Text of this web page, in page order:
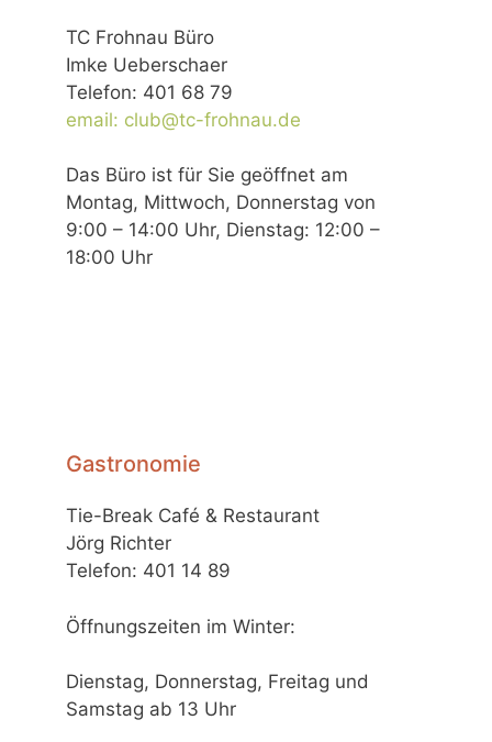
TC Frohnau Büro
Imke Ueberschaer
Telefon: 401 68 79
email: club@tc-frohnau.de
Das Büro ist für Sie geöffnet am
Montag, Mittwoch, Donnerstag von
9:00 – 14:00 Uhr, Dienstag: 12:00 –
18:00 Uhr
Gastronomie
Tie-Break Café & Restaurant
Jörg Richter
Telefon: 401 14 89
Öffnungszeiten im Winter:
Dienstag, Donnerstag, Freitag und
Samstag ab 13 Uhr